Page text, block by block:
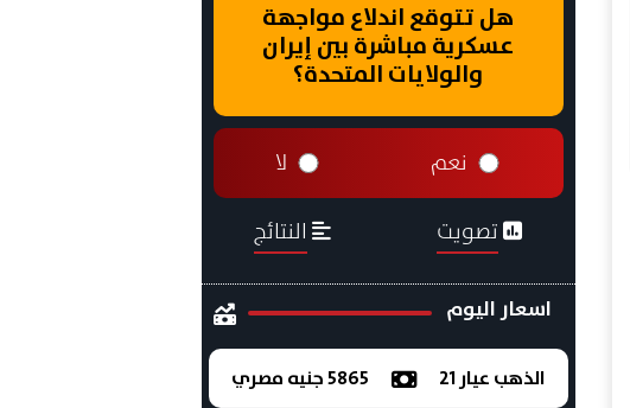
هل تتوقع اندلاع مواجهة
عسكرية مباشرة بين إيران
والولايات المتحدة؟
نعم لا
تصويت النتائج
اسعار اليوم
الذهب عيار 21 5865 جنيه مصري